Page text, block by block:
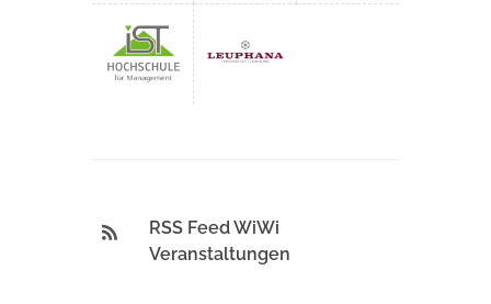
RSS Feed WiWi
Veranstaltungen